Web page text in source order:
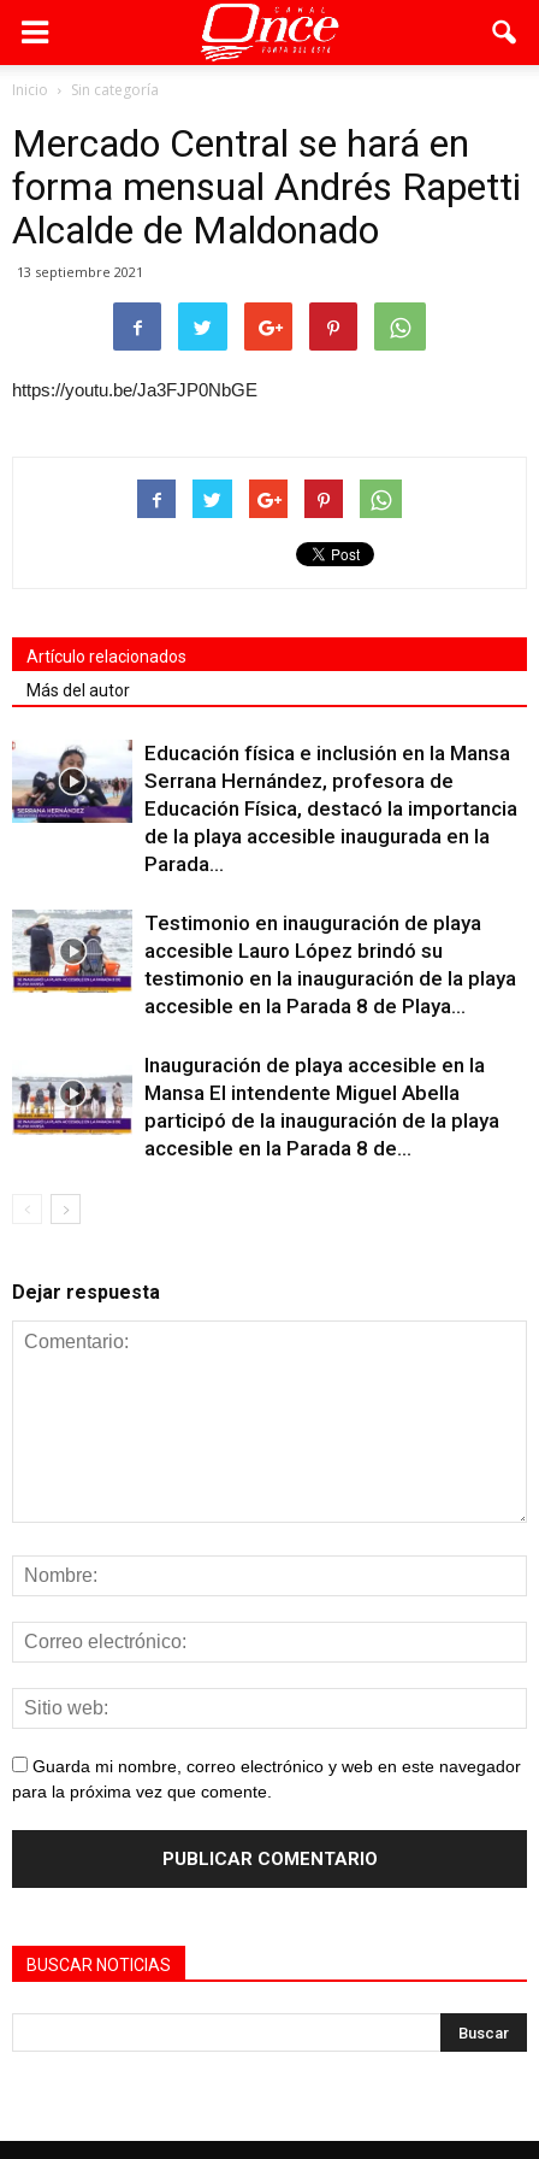
Inicio Sin categoría
Mercado Central se hará en
forma mensual Andrés Rapetti
Alcalde de Maldonado
13 septiembre 2021
https://youtu.be/Ja3FJP0NbGE
Artículo relacionados
Más del autor
Educación física e inclusión en la Mansa
Serrana Hernández, profesora de
Educación Física, destacó la importancia
de la playa accesible inaugurada en la
Parada...
Testimonio en inauguración de playa
accesible Lauro López brindó su
testimonio en la inauguración de la playa
accesible en la Parada 8 de Playa...
Inauguración de playa accesible en la
Mansa El intendente Miguel Abella
participó de la inauguración de la playa
accesible en la Parada 8 de...
Dejar respuesta
Guarda mi nombre, correo electrónico y web en este navegador
para la próxima vez que comente.
BUSCAR NOTICIAS